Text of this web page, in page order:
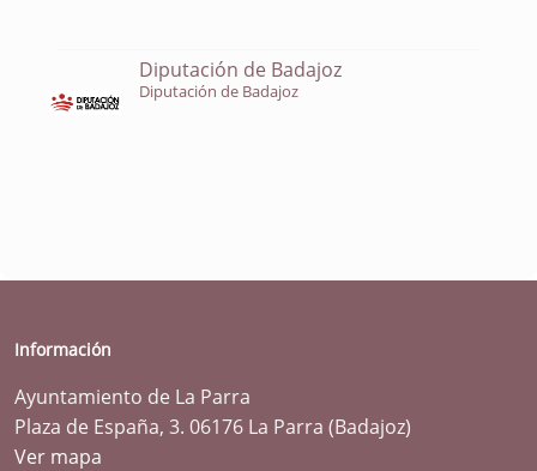
Diputación de Badajoz
Diputación de Badajoz
Información
Ayuntamiento de La Parra
Plaza de España, 3. 06176 La Parra (Badajoz)
Ver mapa